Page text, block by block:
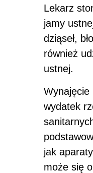
Lekarz
jamy
dziąseł,
również
ustnej.
wydatek
jak
może się